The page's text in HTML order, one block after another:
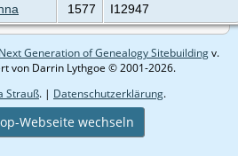
1577 I12947
Generation of Genealogy Sitebuildingv.
von Darrin Lythgoe © 2001-2026.
Strauß. | Datenschutzerklärung.
Webseite wechseln